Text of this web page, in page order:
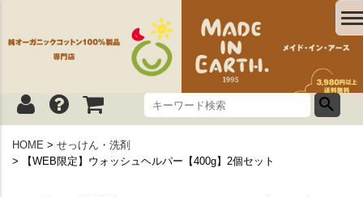
HOME
せっけん・洗剤
【WEB限定】ウォッシュヘルパー【400g】2個セット